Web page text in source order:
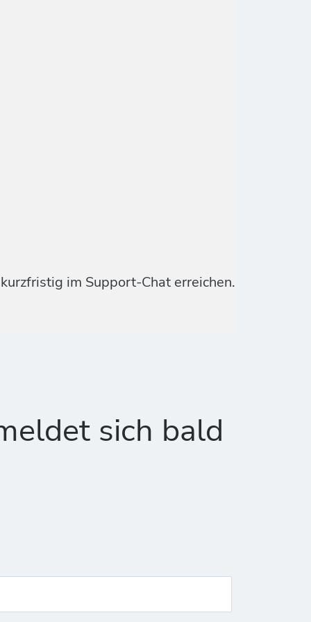
im Support-Chat erreichen.
sich bald